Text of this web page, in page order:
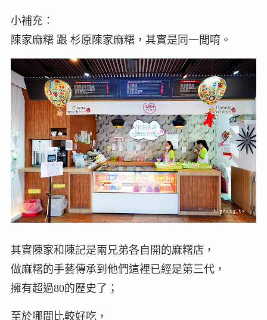
小補充：
陳家麻糬 跟 杉原陳家麻糬，其實是同一間唷。
其實陳家和陳記是兩兄弟各自開的麻糬店，
做麻糬的手藝傳承到他們這裡已經是第三代，
擁有超過80的歷史了；
至於哪間比較好吃，